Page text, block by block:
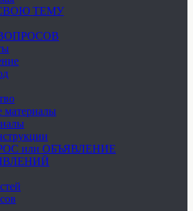
ТЕМУ
материалы
или ОБЪЯВЛЕНИЕ